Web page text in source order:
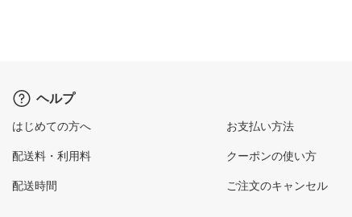
ヘルプ
はじめての方へ
配送料・利用料
配送時間
お支払い方法
クーポンの使い方
ご注文のキャンセル